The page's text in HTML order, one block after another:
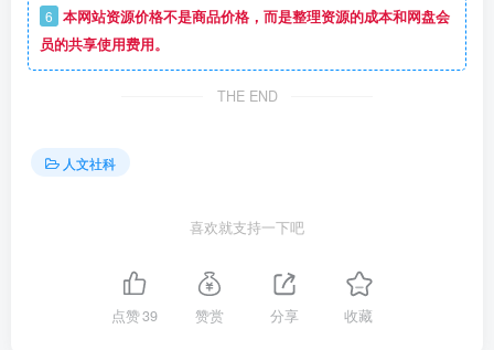
6 本网站资源价格不是商品价格，而是整理资源的成本和网盘会
员的共享使用费用。
THE END
人文社科
喜欢就支持一下吧
点赞39 赞赏 分享 收藏